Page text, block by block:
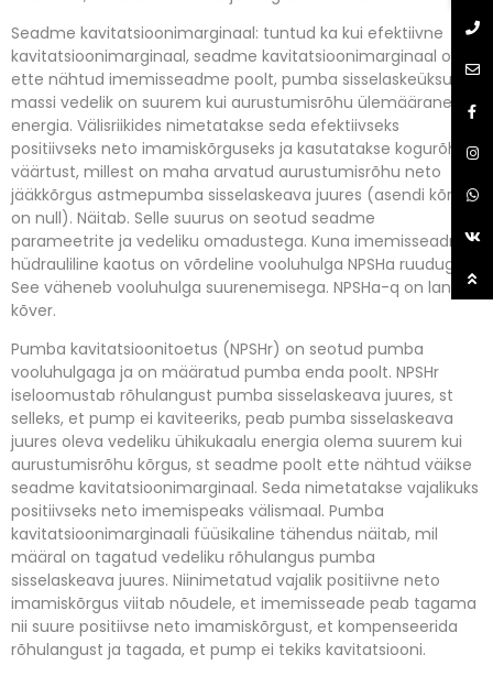
Seadme kavitatsioonimarginaal: tuntud ka kui efektiivne
kavitatsioonimarginaal, seadme kavitatsioonimarginaal on
ette nähtud imemisseadme poolt, pumba sisselaskeüksuse
massi vedelik on suurem kui aurustumisrõhu ülemäärane
energia. Välisriikides nimetatakse seda efektiivseks
positiivseks neto imamiskõrguseks ja kasutatakse kogurõhu
väärtust, millest on maha arvatud aurustumisrõhu neto
jääkkõrgus astmepumba sisselaskeava juures (asendi kõrgus
on null). Näitab. Selle suurus on seotud seadme
parameetrite ja vedeliku omadustega. Kuna imemisseadme
hüdrauliline kaotus on võrdeline vooluhulga NPSHa ruuduga.
See väheneb vooluhulga suurenemisega. NPSHa-q on langev
kõver.
Pumba kavitatsioonitoetus (NPSHr) on seotud pumba
vooluhulgaga ja on määratud pumba enda poolt. NPSHr
iseloomustab rõhulangust pumba sisselaskeava juures, st
selleks, et pump ei kaviteeriks, peab pumba sisselaskeava
juures oleva vedeliku ühikukaalu energia olema suurem kui
aurustumisrõhu kõrgus, st seadme poolt ette nähtud väikse
seadme kavitatsioonimarginaal. Seda nimetatakse vajalikuks
positiivseks neto imemispeaks välismaal. Pumba
kavitatsioonimarginaali füüsikaline tähendus näitab, mil
määral on tagatud vedeliku rõhulangus pumba
sisselaskeava juures. Niinimetatud vajalik positiivne neto
imamiskõrgus viitab nõudele, et imemisseade peab tagama
nii suure positiivse neto imamiskõrgust, et kompenseerida
rõhulangust ja tagada, et pump ei tekiks kavitatsiooni.